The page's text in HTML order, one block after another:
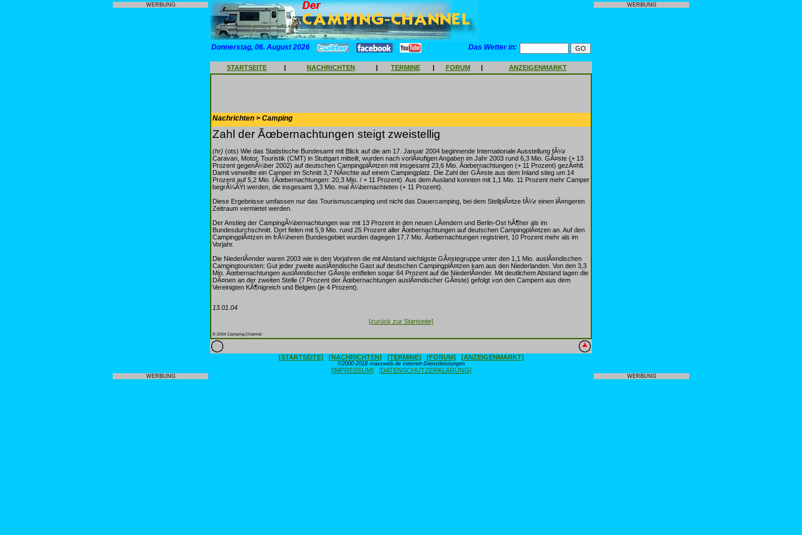
WERBUNG
WERBUNG
Donnerstag, 06. August 2026 Das Wetter in:
STARTSEITE | NACHRICHTEN | TERMINE | FORUM | ANZEIGENMARKT
Nachrichten > Camping
Zahl der Ãœbernachtungen steigt zweistellig
(hr) (ots) Wie das Statistische Bundesamt mit Blick auf die am 17. Januar 2004 beginnende Internationale Ausstellung fÃ¼r
Caravan, Motor, Touristik (CMT) in Stuttgart mitteilt, wurden nach vorlÃ¤ufigen Angaben im Jahr 2003 rund 6,3 Mio. GÃ¤ste (+ 13
Prozent gegenÃ¼ber 2002) auf deutschen CampingplÃ¤tzen mit insgesamt 23,6 Mio. Ãœbernachtungen (+ 11 Prozent) gezÃ¤hlt.
Damit verweilte ein Camper im Schnitt 3,7 NÃ¤chte auf einem Campingplatz. Die Zahl der GÃ¤ste aus dem Inland stieg um 14
Prozent auf 5,2 Mio. (Ãœbernachtungen: 20,3 Mio. / + 11 Prozent). Aus dem Ausland konnten mit 1,1 Mio. 11 Prozent mehr Camper
begrÃ¼ÃŸt werden, die insgesamt 3,3 Mio. mal Ã¼bernachteten (+ 11 Prozent).
Diese Ergebnisse umfassen nur das Tourismuscamping und nicht das Dauercamping, bei dem StellplÃ¤tze fÃ¼r einen lÃ¤ngeren
Zeitraum vermietet werden.
Der Anstieg der CampingÃ¼bernachtungen war mit 13 Prozent in den neuen LÃ¤ndern und Berlin-Ost hÃ¶her als im
Bundesdurchschnitt. Dort fielen mit 5,9 Mio. rund 25 Prozent aller Ãœbernachtungen auf deutschen CampingplÃ¤tzen an. Auf den
CampingplÃ¤tzen im frÃ¼heren Bundesgebiet wurden dagegen 17,7 Mio. Ãœbernachtungen registriert, 10 Prozent mehr als im
Vorjahr.
Die NiederlÃ¤nder waren 2003 wie in den Vorjahren die mit Abstand wichtigste GÃ¤stegruppe unter den 1,1 Mio. auslÃ¤ndischen
Campingtouristen: Gut jeder zweite auslÃ¤ndische Gast auf deutschen CampingplÃ¤tzen kam aus den Niederlanden. Von den 3,3
Mio. Ãœbernachtungen auslÃ¤ndischer GÃ¤ste entfielen sogar 64 Prozent auf die NiederlÃ¤nder. Mit deutlichem Abstand lagen die
DÃ¤nen an der zweiten Stelle (7 Prozent der Ãœbernachtungen auslÃ¤ndischer GÃ¤ste) gefolgt von den Campern aus dem
Vereinigten KÃ¶nigreich und Belgien (je 4 Prozent).
13.01.04
[zurück zur Startseite]
© 2004 Camping-Channel
[STARTSEITE] [NACHRICHTEN] [TERMINE] [FORUM] [ANZEIGENMARKT]
©2000-2018 maxxweb.de Internet-Dienstleistungen
[IMPRESSUM] [DATENSCHUTZERKLÄRUNG]
WERBUNG
WERBUNG